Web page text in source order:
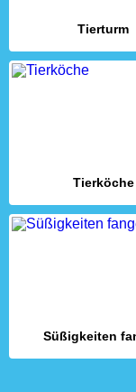
Tierturm
Tierköche
Süßigkeiten